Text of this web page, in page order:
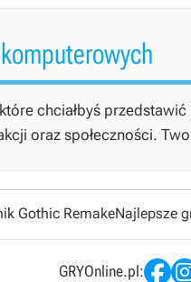
chciałbyś
oraz społeczności.
Gothic RemakeNajlepsze
GRYOnline.pl: